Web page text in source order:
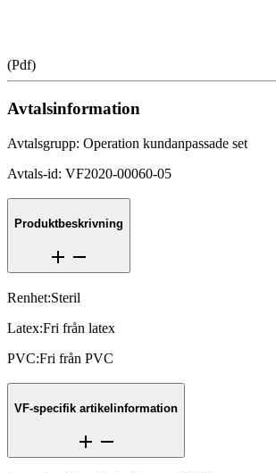
(Pdf)
Avtalsinformation
Avtalsgrupp: Operation kundanpassade set
Avtals-id: VF2020-00060-05
Produktbeskrivning
Renhet:Steril
Latex:Fri från latex
PVC:Fri från PVC
VF-specifik artikelinformation